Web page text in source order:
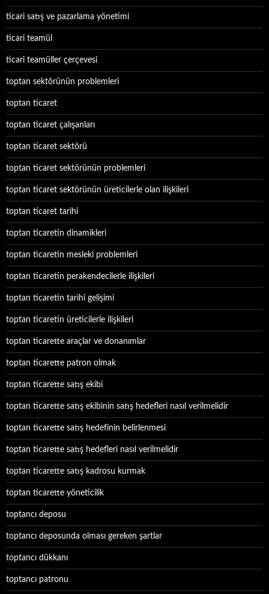
ticari satış ve pazarlama yönetimi
ticari teamül
ticari teamüller çerçevesi
toptan sektörünün problemleri
toptan ticaret
toptan ticaret çalışanları
toptan ticaret sektörü
toptan ticaret sektörünün problemleri
toptan ticaret sektörünün üreticilerle olan ilişkileri
toptan ticaret tarihi
toptan ticaretin dinamikleri
toptan ticaretin mesleki problemleri
toptan ticaretin perakendecilerle ilişkileri
toptan ticaretin tarihi gelişimi
toptan ticaretin üreticilerle ilişkileri
toptan ticarette araçlar ve donanımlar
toptan ticarette patron olmak
toptan ticarette satış ekibi
toptan ticarette satış ekibinin satış hedefleri nasıl verilmelidir
toptan ticarette satış hedefinin belirlenmesi
toptan ticarette satış hedefleri nasıl verilmelidir
toptan ticarette satış kadrosu kurmak
toptan ticarette yöneticilik
toptancı deposu
toptancı deposunda olması gereken şartlar
toptancı dükkanı
toptancı patronu